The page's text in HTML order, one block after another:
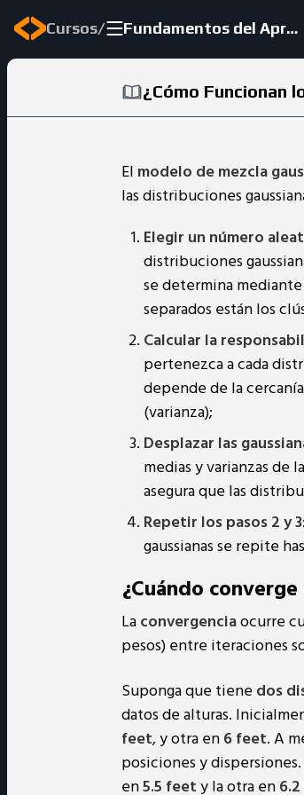
Cursos/ Fundamentos del Aprendizaje No Supervisado
¿Cómo Funcionan
El modelo de mezcla
las distribuciones
Elegir un número
distribuciones
se determina
separados están los
Calcular la
pertenezca a cada
depende de la
(varianza);
Desplazar las
medias y varianzas de
asegura que las
Repetir los pasos 2 y 3
gaussianas se repite
¿Cuándo
Laconvergenciaocurre
pesos) entre iteraciones
Suponga que tienedos
datos de alturas.
feet, y otra en6 feet. A
posiciones y
en5.5 feety la otra en